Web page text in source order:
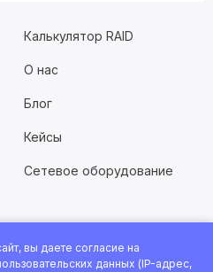
Калькулятор RAID
О нас
Блог
Кейсы
Сетевое оборудование
Заполните анкету
вы даете согласие на
данных (IP-адрес,